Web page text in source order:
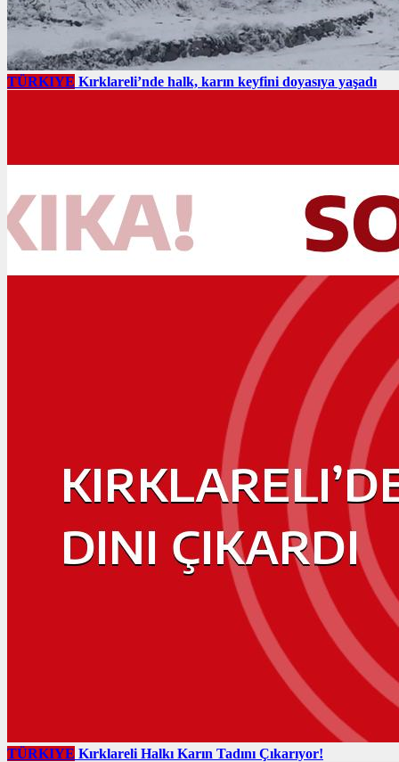
TÜRKIYE Kırklareli’nde halk, karın keyfini doyasıya yaşadı
TÜRKIYE Kırklareli Halkı Karın Tadını Çıkarıyor!